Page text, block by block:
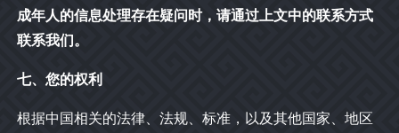
成年人的信息处理存在疑问时，请通过上文中的联系方式
联系我们。
七、您的权利
根据中国相关的法律、法规、标准，以及其他国家、地区